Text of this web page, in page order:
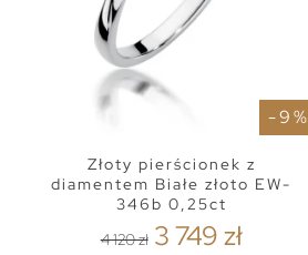
- 9 %
Złoty pierścionek z
diamentem Białe złoto EW-
346b 0,25ct
4 120 zł 3 749 zł